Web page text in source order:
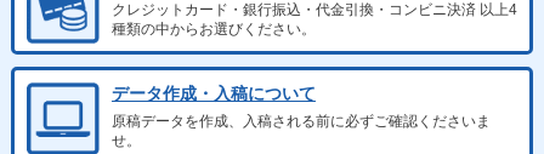
クレジットカード・銀行振込・代金引換・コンビニ決済 以上4
種類の中からお選びください。
データ作成・入稿について
原稿データを作成、入稿される前に必ずご確認くださいま
せ。